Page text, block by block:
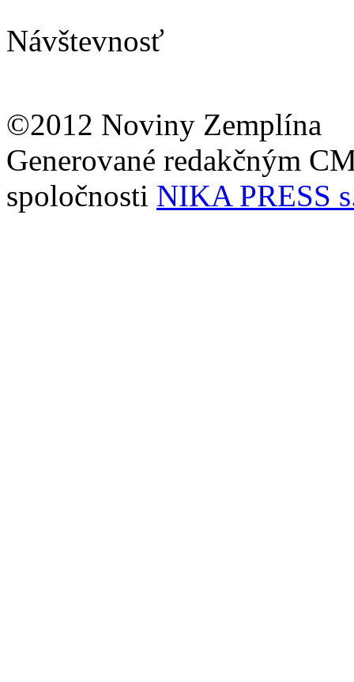
Návštevnosť
©2012 Noviny Zemplína
Generované redakčným
spoločnosti NIKA PRESS